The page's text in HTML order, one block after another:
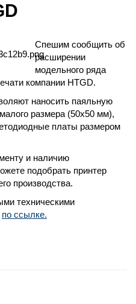
Спешим сообщить об
расширении
модельного ряда
компании HTGD.
наносить паяльную
размера (50х50 мм),
платы размером
и наличию
подобрать принтер
производства.
техническими
по ссылке.